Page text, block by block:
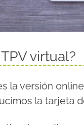
virtual?
la versión
la tarjeta